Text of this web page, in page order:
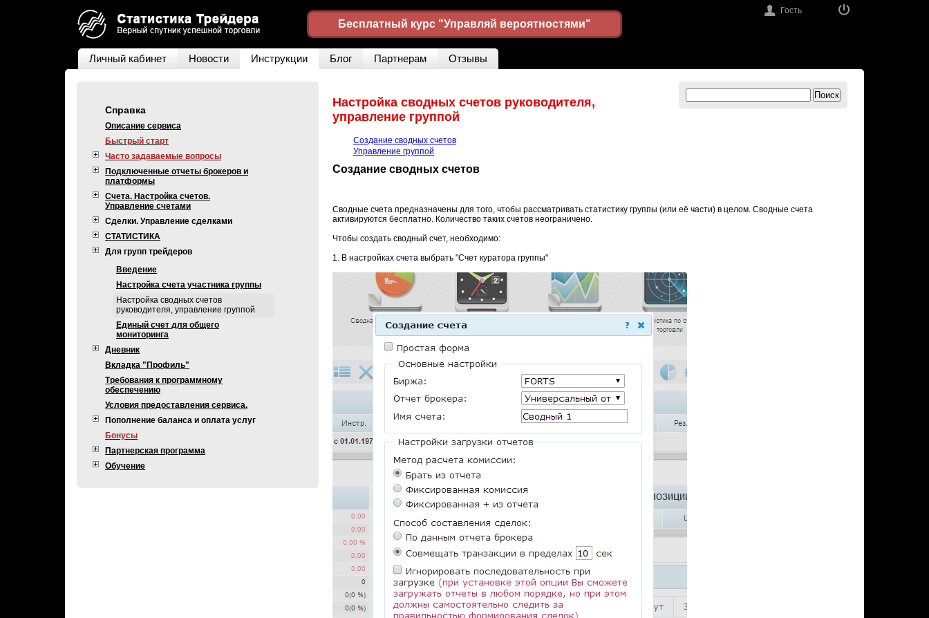
Бесплатный курс "Управляй вероятностями"
Гость
Личный кабинет Новости Инструкции Блог Партнерам Отзывы
Справка
Описание сервиса
Быстрый старт
Часто задаваемые вопросы
Подключенные отчеты брокеров и
платформы
Счета. Настройка счетов.
Управление счетами
Сделки. Управление сделками
СТАТИСТИКА
Для групп трейдеров
Введение
Настройка счета участника группы
Настройка сводных счетов
руководителя, управление группой
Единый счет для общего
мониторинга
Дневник
Вкладка "Профиль"
Требования к программному
обеспечению
Условия предоставления сервиса.
Пополнение баланса и оплата услуг
Бонусы
Партнерская программа
Обучение
Поиск
Настройка сводных счетов руководителя,
управление группой
Создание сводных счетов
Управление группой
Создание сводных счетов
Сводные счета предназначены для того, чтобы рассматривать статистику группы (или её части) в целом. Сводные счета
активируются бесплатно. Количество таких счетов неограничено.
Чтобы создать сводный счет, необходимо:
1. В настройках счета выбрать "Счет куратора группы"